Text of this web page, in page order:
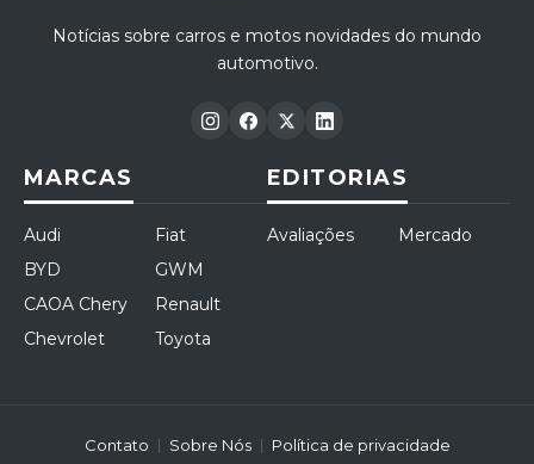
Notícias sobre carros e motos novidades do mundo
automotivo.
MARCAS
Audi
BYD
CAOA Chery
Chevrolet
Fiat
GWM
Renault
Toyota
EDITORIAS
Avaliações Mercado
Contato Sobre Nós Política de privacidade